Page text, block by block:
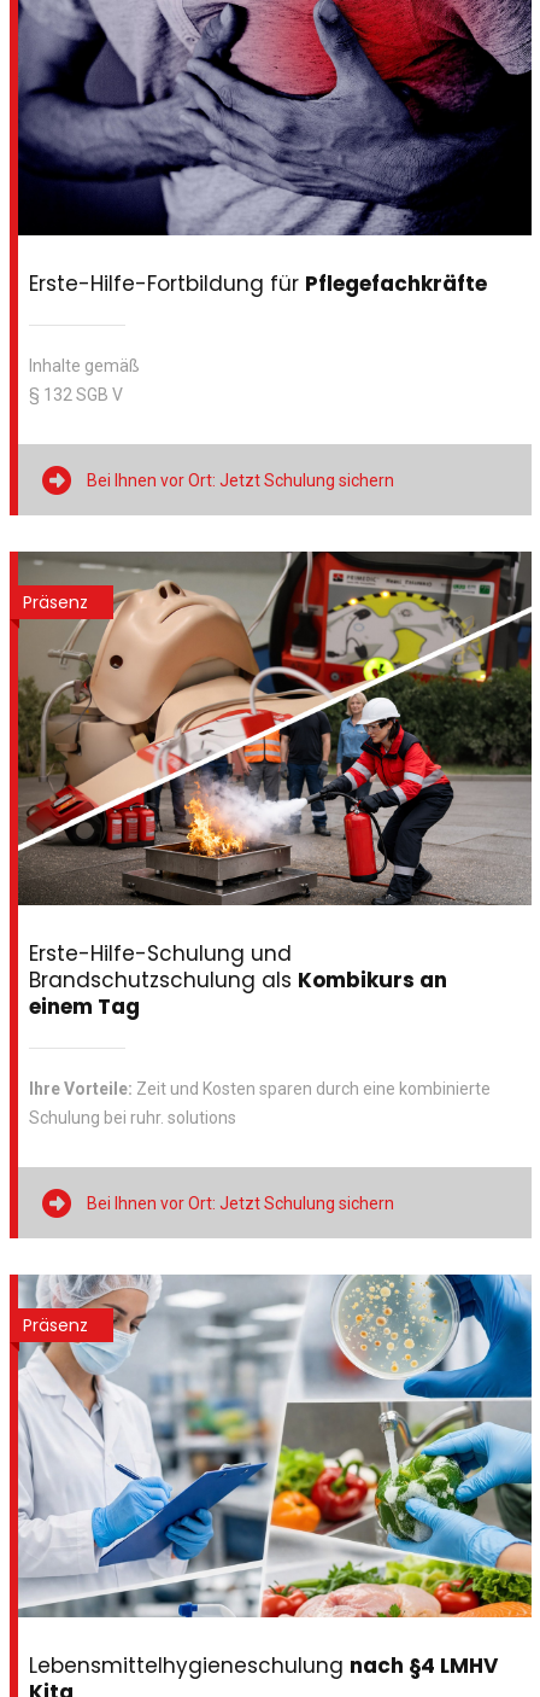
Erste-Hilfe-Fortbildung für Pflegefachkräfte
Inhalte gemäß
§ 132 SGB V
 Bei Ihnen vor Ort: Jetzt Schulung sichern
Präsenz
Erste-Hilfe-Schulung und
Brandschutzschulung als Kombikurs an
einem Tag
Ihre Vorteile: Zeit und Kosten sparen durch eine kombinierte
Schulung bei ruhr. solutions
 Bei Ihnen vor Ort: Jetzt Schulung sichern
Präsenz
Lebensmittelhygieneschulung nach §4 LMHV